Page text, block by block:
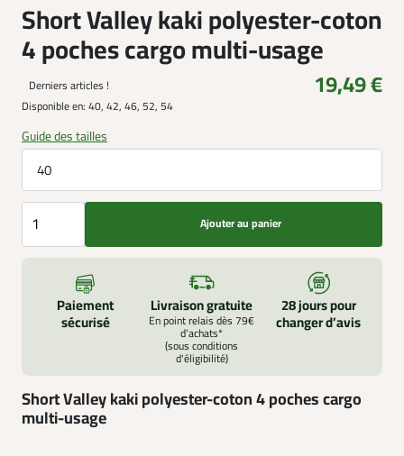
Short Valley kaki polyester-coton
4 poches cargo multi-usage
Derniers articles ! 19,49 €
Disponible en: 40, 42, 46, 52, 54
Guide des tailles
40
Ajouter au panier
Paiement
sécurisé
Livraison gratuite
En point relais dès 79€
d’achats*
(sous conditions
d'éligibilité)
28 jours pour
changer d’avis
Short Valley kaki polyester-coton 4 poches cargo
multi-usage